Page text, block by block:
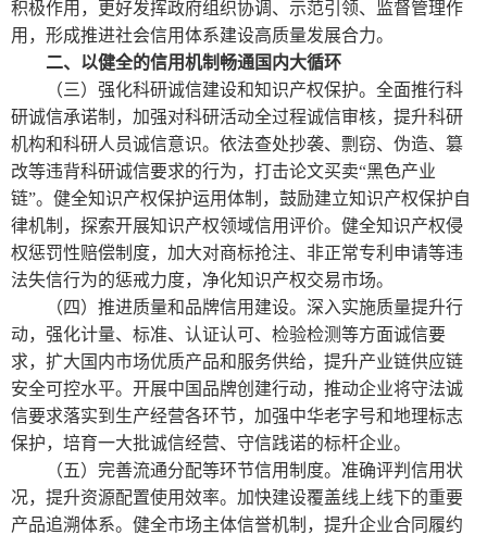
积极作用，更好发挥政府组织协调、示范引领、监督管理作
用，形成推进社会信用体系建设高质量发展合力。
二、以健全的信用机制畅通国内大循环
（三）强化科研诚信建设和知识产权保护。全面推行科
研诚信承诺制，加强对科研活动全过程诚信审核，提升科研
机构和科研人员诚信意识。依法查处抄袭、剽窃、伪造、篡
改等违背科研诚信要求的行为，打击论文买卖“黑色产业
链”。健全知识产权保护运用体制，鼓励建立知识产权保护自
律机制，探索开展知识产权领域信用评价。健全知识产权侵
权惩罚性赔偿制度，加大对商标抢注、非正常专利申请等违
法失信行为的惩戒力度，净化知识产权交易市场。
（四）推进质量和品牌信用建设。深入实施质量提升行
动，强化计量、标准、认证认可、检验检测等方面诚信要
求，扩大国内市场优质产品和服务供给，提升产业链供应链
安全可控水平。开展中国品牌创建行动，推动企业将守法诚
信要求落实到生产经营各环节，加强中华老字号和地理标志
保护，培育一大批诚信经营、守信践诺的标杆企业。
（五）完善流通分配等环节信用制度。准确评判信用状
况，提升资源配置使用效率。加快建设覆盖线上线下的重要
产品追溯体系。健全市场主体信誉机制，提升企业合同履约